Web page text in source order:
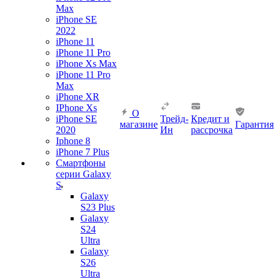
Max
iPhone SE
2022
iPhone 11
iPhone 11 Pro
iPhone Xs Max
iPhone 11 Pro
Max
iPhone XR
IPhone Xs
iPhone SE
2020
Iphone 8
iPhone 7 Plus
Смартфоны
серии Galaxy
S
Galaxy
S23 Plus
Galaxy
S24
Ultra
Galaxy
S26
Ultra
О
магазине
Трейд-
Ин
Кредит и
рассрочка
Гарантия